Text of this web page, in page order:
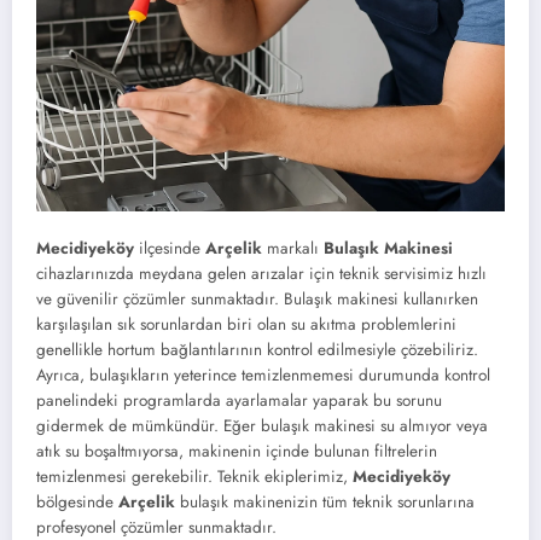
Mecidiyeköy ilçesinde Arçelik markalı Bulaşık Makinesi
cihazlarınızda meydana gelen arızalar için teknik servisimiz hızlı
ve güvenilir çözümler sunmaktadır. Bulaşık makinesi kullanırken
karşılaşılan sık sorunlardan biri olan su akıtma problemlerini
genellikle hortum bağlantılarının kontrol edilmesiyle çözebiliriz.
Ayrıca, bulaşıkların yeterince temizlenmemesi durumunda kontrol
panelindeki programlarda ayarlamalar yaparak bu sorunu
gidermek de mümkündür. Eğer bulaşık makinesi su almıyor veya
atık su boşaltmıyorsa, makinenin içinde bulunan filtrelerin
temizlenmesi gerekebilir. Teknik ekiplerimiz, Mecidiyeköy
bölgesinde Arçelik bulaşık makinenizin tüm teknik sorunlarına
profesyonel çözümler sunmaktadır.